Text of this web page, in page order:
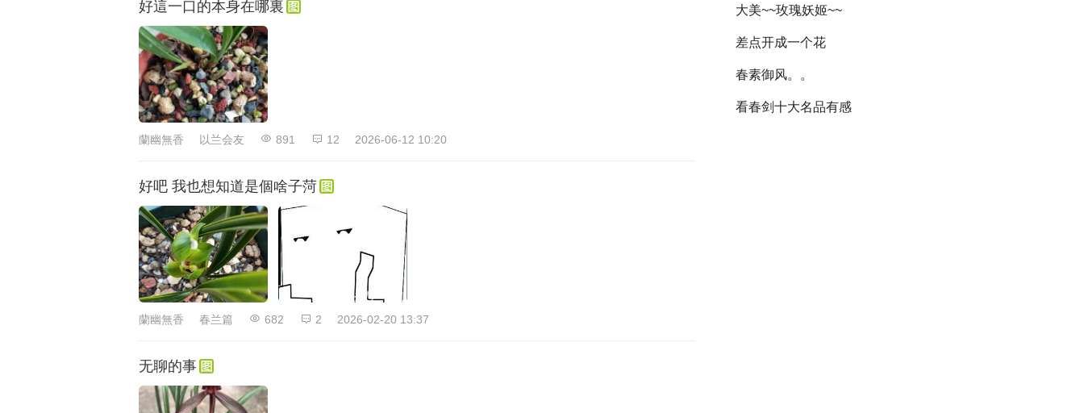
好這一口的本身在哪裏
蘭幽無香 以兰会友 891 12 2026-06-12 10:20
好吧 我也想知道是個啥子菏
蘭幽無香 春兰篇 682 2 2026-02-20 13:37
无聊的事
大美~~玫瑰妖姬~~
差点开成一个花
春素御风。。
看春剑十大名品有感